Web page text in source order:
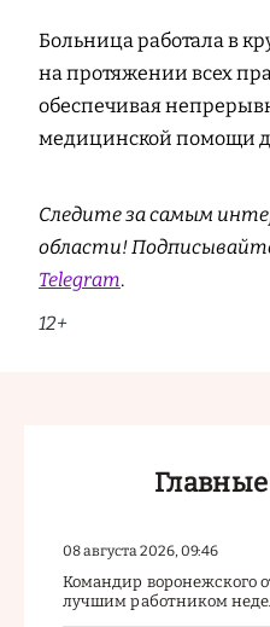
Больница работала в
на протяжении всех
обеспечивая
медицинской помощи
Следите за самым
области!
Telegram.
12+
08 августа 2026, 09:46
Командир воронежского
лучшим работником